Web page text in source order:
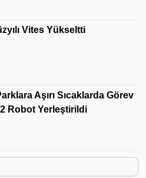
Vites Yükseltti
Aşırı Sıcaklarda Görev
Robot Yerleştirildi